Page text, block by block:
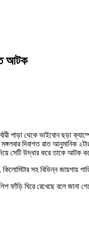
আটক
পাড়া থেকে ভাইবোন ছড়া
দিবাগত রাত আনুমানিক
দিয়ে সেটি উদ্ধার করে তাকে
সহ বিভিন্ন জায়গায়
ফাঁড়ি ঘিরে রেখেছে বলে জানা